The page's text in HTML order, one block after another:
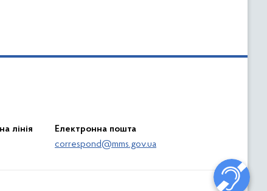
лінія
Електронна пошта
correspond@mms.gov.ua